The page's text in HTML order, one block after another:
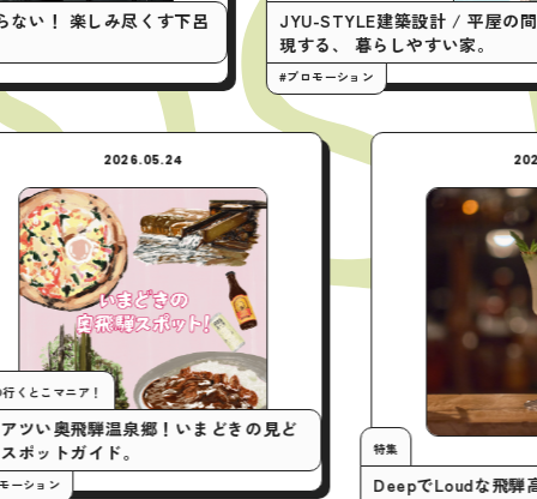
尽くす下呂
JYU-STYLE建築設計 / 平屋の間取りで実
現する、 暮らしやすい家。
#プロモーション
2026.05.24
今月の行くとこマニア！
いまアツい奥飛騨温泉郷！いまどきの見ど
ころスポットガイド。
#プロモーション Deepで